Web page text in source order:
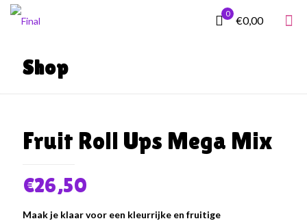
0
€0,00
Shop
Fruit Roll Ups Mega Mix
€26,50
Maak je klaar voor een kleurrijke en fruitige